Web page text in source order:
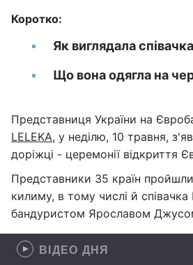
Коротко:
Як виглядала співачка
Що вона одягла на
Представниця України на
LELEKA, у неділю, 10 травня,
доріжці - церемонії відкриття
Представники 35 країн
килиму, в тому числі й співачка
бандуристом Ярославом
ВІДЕО ДНЯ